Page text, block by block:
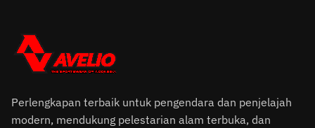
Perlengkapan terbaik untuk pengendara dan penjelajah
modern, mendukung pelestarian alam terbuka, dan